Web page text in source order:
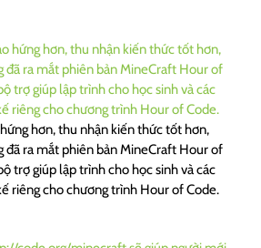
hơn, thu nhận kiến thức tốt hơn,
đã ra mắt phiên bản MineCraft Hour of
trợ giúp lập trình cho học sinh và các
riêng cho chương trình Hour of Code.